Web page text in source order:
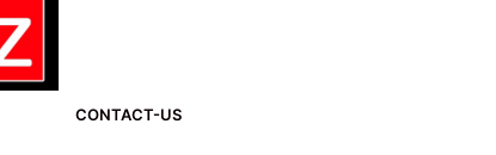
CONTACT-US